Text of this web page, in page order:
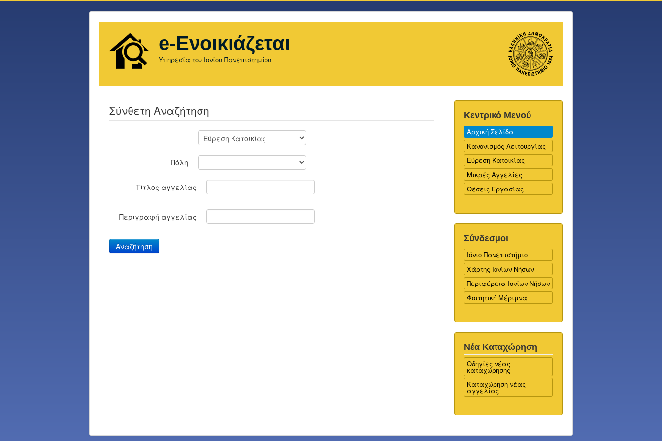
e-Ενοικιάζεται
Υπηρεσία του Ιονίου Πανεπιστημίου
Σύνθετη Αναζήτηση
Πόλη
Τίτλος αγγελίας
Περιγραφή αγγελίας
Κεντρικό Μενού
Αρχική Σελίδα
Κανονισμός Λειτουργίας
Εύρεση Κατοικίας
Μικρές Αγγελίες
Θέσεις Εργασίας
Σύνδεσμοι
Ιόνιο Πανεπιστήμιο
Χάρτης Ιονίων Νήσων
Περιφέρεια Ιονίων Νήσων
Φοιτητική Μέριμνα
Νέα Καταχώρηση
Οδηγίες νέας
καταχώρησης
Καταχώρηση νέας
αγγελίας